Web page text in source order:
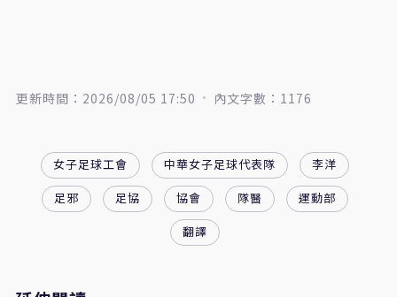
更新時間：2026/08/05 17:50 內文字數：1176
女子足球工會 中華女子足球代表隊
李洋
足邪
足協 協會 隊醫
運動部
翻譯